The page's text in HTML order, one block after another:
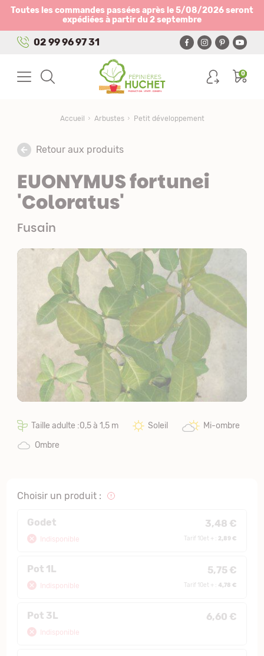
Toutes les commandes passées après le 5/08/2026 seront
expédiées à partir du 2 septembre
02 99 96 97 31
0
Accueil Arbustes Petit développement
Retour aux produits
EUONYMUS fortunei
'Coloratus'
Fusain
Taille adulte :0,5 à 1,5 m Soleil
Mi-ombre
Ombre
Choisir un produit :
Godet 3,48 €
Indisponible Tarif 10et + : 2,89 €
Pot 1L 5,75 €
Indisponible Tarif 10et + : 4,78 €
Pot 3L 6,60 €
Indisponible
Panneau de gestion des cookies